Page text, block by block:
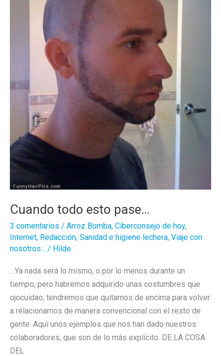
Cuando todo esto pase…
3 comentarios / Arroz Bomba, Ciberconsejo de hoy,
Internet, Redacción, Sanidad e higiene lechera, Viaje con
nosotros... / Hilde
…Ya nada será lo mismo, o por lo menos durante un
tiempo, pero habremos adquirido unas costumbres que
ojocuidao, tendremos que quitarnos de encima para volver
a relacionarnos de manera convencional con el resto de
gente. Aquí unos ejemplos que nos han dado nuestros
colaboradores, que son de lo más explícito. DE LA COSA
DEL